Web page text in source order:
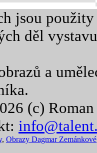
jsou
děl
a
(c)
, Obrazy Dagmar Zemánkové